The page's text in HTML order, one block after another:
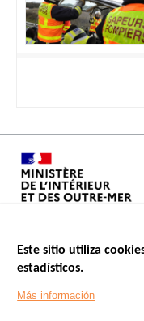
Footer
Este sitio utiliza
estadísticos.
Más información